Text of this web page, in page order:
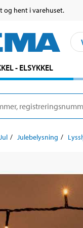
og hent i varehuset.
- ELSYKKEL
Jul Julebelysning